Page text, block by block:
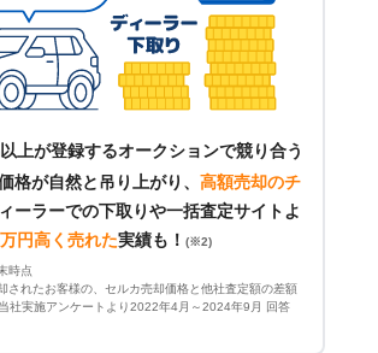
以上が登録するオークションで競り合う
格が自然と吊り上がり、 高額売却のチ
ーラーでの下取りや一括査定サイトよ
円高く売れた実績も！ (※2)
時点
されたお客様の、セルカ売却価格と他社査定額の差額
社実施アンケートより2022年4月～2024年9月 回答